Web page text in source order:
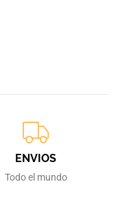
ENVIOS
Todo el mundo